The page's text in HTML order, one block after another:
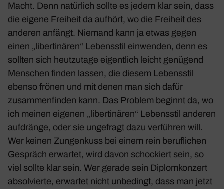
Macht. Denn natür­lich sollte es jedem klar sein, dass
die eigene Frei­heit da aufhört, wo die Frei­heit des
anderen anfängt. Niemand kann ja etwas gegen
einen „liber­ti­nären“ Lebens­stil einwenden, denn es
sollten sich heut­zu­tage eigent­lich leicht genü­gend
Menschen finden lassen, die diesem Lebens­stil
ebenso frönen und mit denen man sich dafür
zusam­men­finden kann. Das Problem beginnt da, wo
ich meinen eigenen „liber­ti­nären“ Lebens­stil anderen
aufdränge, oder sie unge­fragt dazu verführen will.
Wer keinen Zungen­kuss bei einem rein beruf­li­chen
Gespräch erwartet, wird davon scho­ckiert sein, so
viel sollte klar sein. Wer gerade sein Diplom­kon­zert
absol­vierte, erwartet nicht unbe­dingt, dass man jetzt